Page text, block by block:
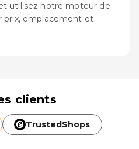
utilisez notre moteur de
prix, emplacement et
clients
TrustedShops